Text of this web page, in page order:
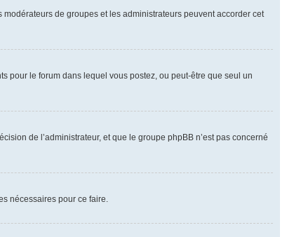
de groupes et les administrateurs peuvent accorder cet
pour le forum dans lequel vous postez, ou peut-être que seul un
de l’administrateur, et que le groupe phpBB n’est pas concerné
nécessaires pour ce faire.